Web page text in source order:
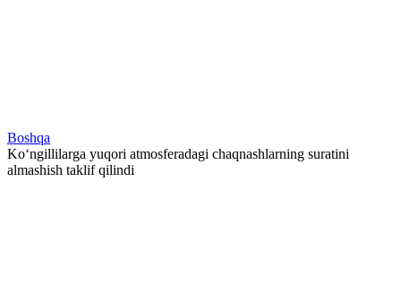
Boshqa
Ko‘ngillilarga yuqori atmosferadagi chaqnashlarning suratini
almashish taklif qilindi